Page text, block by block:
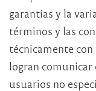
garantías y la
términos y las
técnicamente
logran comunicar
usuarios no